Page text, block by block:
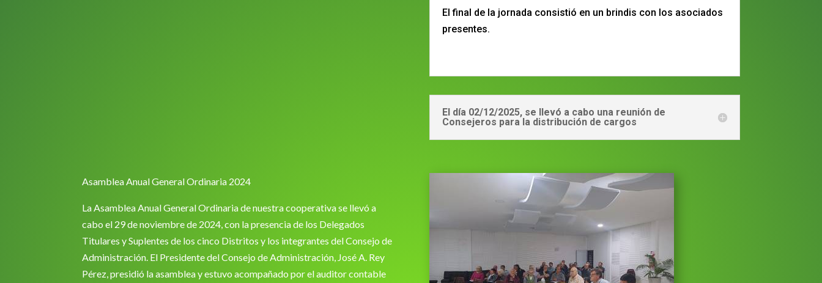
El final de la jornada consistió en un brindis con los asociados
presentes.
El día 02/12/2025, se llevó a cabo una reunión de
Consejeros para la distribución de cargos
Asamblea Anual General Ordinaria 2024
La Asamblea Anual General Ordinaria de nuestra cooperativa se llevó a
cabo el 29 de noviembre de 2024, con la presencia de los Delegados
Titulares y Suplentes de los cinco Distritos y los integrantes del Consejo de
Administración. El Presidente del Consejo de Administración, José A. Rey
Pérez, presidió la asamblea y estuvo acompañado por el auditor contable